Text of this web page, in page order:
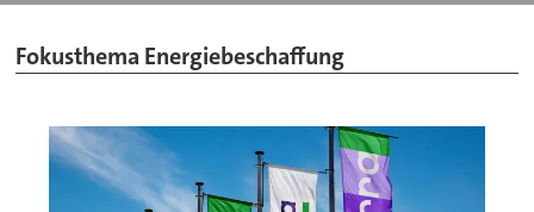
Fokusthema Energiebeschaffung